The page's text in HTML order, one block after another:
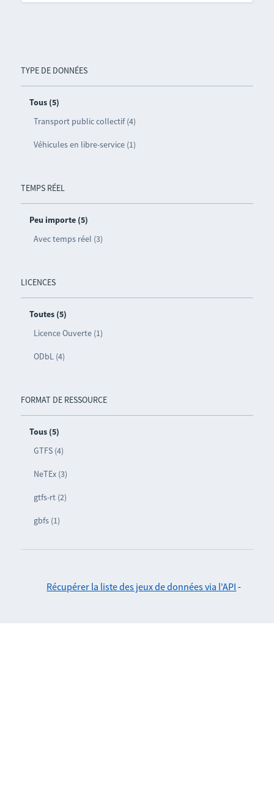
TYPE DE DONNÉES
Tous (5)
Transport public collectif (4)
Véhicules en libre-service (1)
TEMPS RÉEL
Peu importe (5)
Avec temps réel (3)
LICENCES
Toutes (5)
Licence Ouverte (1)
ODbL (4)
FORMAT DE RESSOURCE
Tous (5)
GTFS (4)
NeTEx (3)
gtfs-rt (2)
gbfs (1)
Récupérer la liste des jeux de données via l'API -